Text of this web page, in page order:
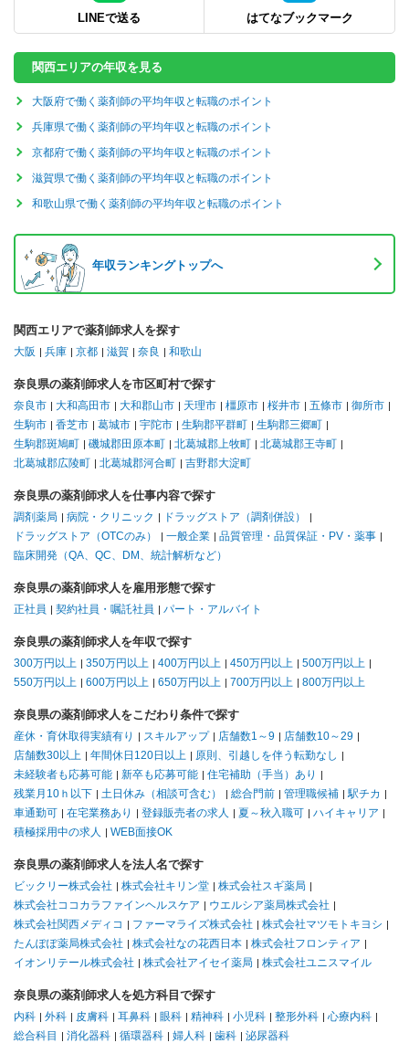
LINEで送る はてなブックマーク
関西エリアの年収を見る
大阪府で働く薬剤師の平均年収と転職のポイント
兵庫県で働く薬剤師の平均年収と転職のポイント
京都府で働く薬剤師の平均年収と転職のポイント
滋賀県で働く薬剤師の平均年収と転職のポイント
和歌山県で働く薬剤師の平均年収と転職のポイント
年収ランキングトップへ
関西エリアで薬剤師求人を探す
大阪 兵庫 京都 滋賀 奈良 和歌山
奈良県の薬剤師求人を市区町村で探す
奈良市 大和高田市 大和郡山市 天理市 橿原市 桜井市 五條市
御所市
生駒市
香芝市 葛城市 宇陀市 生駒郡平群町
生駒郡三郷町
生駒郡斑鳩町
磯城郡田原本町 北葛城郡上牧町
北葛城郡王寺町
北葛城郡広陵町
北葛城郡河合町 吉野郡大淀町
奈良県の薬剤師求人を仕事内容で探す
調剤薬局 病院・クリニック
ドラッグストア（調剤併設）
ドラッグストア（OTCのみ）
一般企業
品質管理・品質保証・PV・薬事
臨床開発（QA、QC、DM、統計解析など）
奈良県の薬剤師求人を雇用形態で探す
正社員 契約社員・嘱託社員 パート・アルバイト
奈良県の薬剤師求人を年収で探す
300万円以上 350万円以上 400万円以上 450万円以上
500万円以上
550万円以上
600万円以上 650万円以上 700万円以上 800万円以上
奈良県の薬剤師求人をこだわり条件で探す
産休・育休取得実績有り スキルアップ 店舗数1～9
店舗数10～29
店舗数30以上
年間休日120日以上
原則、引越しを伴う転勤なし
未経験者も応募可能
新卒も応募可能
住宅補助（手当）あり
残業月10ｈ以下
土日休み（相談可含む） 総合門前 管理職候補
駅チカ
車通勤可
在宅業務あり 登録販売者の求人 夏～秋入職可
ハイキャリア
積極採用中の求人
WEB面接OK
奈良県の薬剤師求人を法人名で探す
ビックリー株式会社 株式会社キリン堂
株式会社スギ薬局
株式会社ココカラファインヘルスケア
ウエルシア薬局株式会社
株式会社関西メディコ
ファーマライズ株式会社
株式会社マツモトキヨシ
たんぽぽ薬局株式会社
株式会社なの花西日本
株式会社フロンティア
イオンリテール株式会社
株式会社アイセイ薬局 株式会社ユニスマイル
奈良県の薬剤師求人を処方科目で探す
内科 外科 皮膚科 耳鼻科 眼科 精神科 小児科 整形外科
心療内科
総合科目
消化器科 循環器科 婦人科 歯科 泌尿器科